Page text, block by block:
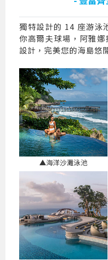
獨特設計的 14 座游泳
你高爾夫球場，阿雅
設計，完美您的海島悠
▲海洋沙灘泳池